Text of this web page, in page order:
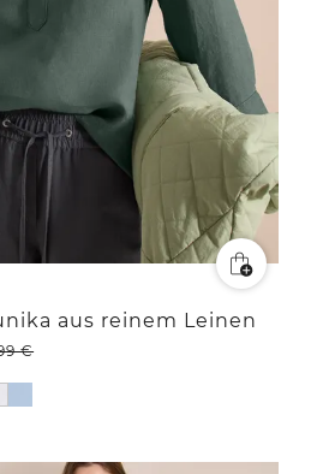
aus reinem Leinen
€